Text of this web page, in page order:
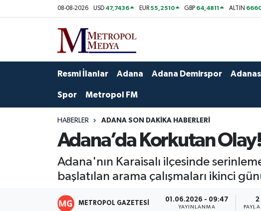
08-08-2026 USD 47,7436 EUR55,2510 GBP 64,4811 ALTIN
Resmi İlanlar Adana Adana Demirspor
Spor Metropol FM
HABERLER ADANA SON DAKIKA HABERLERI
Adana’da Korkutan
Adana'nın Karaisalı ilçesinde
başlatılan arama çalışmaları ikinci
METROPOL GAZETESI 01.06.2026 - 09:47
YAYINLANMA
2
Ekonomi
Özel Haberler
Yerel Yönetim
Yazarlar
Foto Galeri
Seyhan Nöbetçi Eczaneler
Seyhan Hava Durumu
Tüm Manşetler
Son Dakika Haberleri